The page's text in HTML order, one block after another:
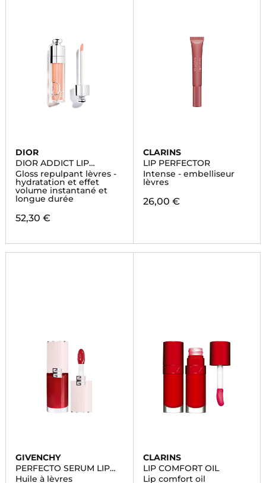
DIOR
DIOR ADDICT LIP
MAXIMIZER
Gloss repulpant lèvres -
hydratation et effet
volume instantané et
longue durée
52,30 €
CLARINS
LIP PERFECTOR
Intense - embelliseur
lèvres
26,00 €
GIVENCHY
PERFECTO SERUM LIP
OIL
Huile à lèvres
CLARINS
LIP COMFORT OIL
Lip comfort oil